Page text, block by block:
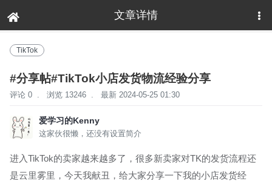
文章详情
下拉刷新
TikTok
#分享帖#TikTok小店发货物流经验分享
评论 0 . 浏览 13246 . 最新 2024-05-25 01:30
爱学习的Kenny
这家伙很懒，还没有设置简介
进入TikTok的卖家越来越多了，很多新卖家对TK的发货流程还
是云里雾里，今天我献丑，给大家分享一下我的小店发货经